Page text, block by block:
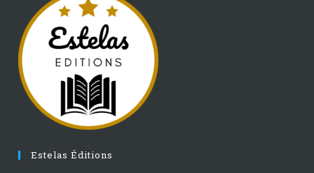
Estelas Éditions